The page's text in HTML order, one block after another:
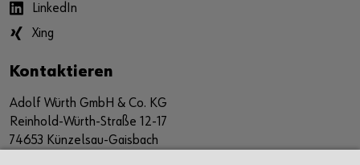
LinkedIn
Xing
Kontaktieren
Adolf Würth GmbH & Co. KG
Reinhold-Würth-Straße 12-17
74653 Künzelsau-Gaisbach